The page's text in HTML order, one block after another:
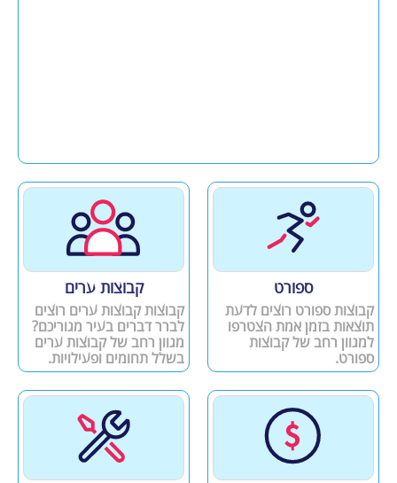
ספורט
קבוצות ספורט רוצים לדעת
תוצאות בזמן אמת הצטרפו
למגוון רחב של קבוצות
ספורט.
קבוצות ערים
קבוצות קבוצות ערים רוצים
לברר דברים בעיר מגוריכם?
מגוון רחב של קבוצות ערים
בשלל תחומים ופעילויות.